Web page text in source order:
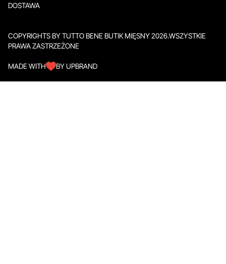
DOSTAWA
COPYRIGHTS BY TUTTO BENE BUTIK MIĘSNY 2026.WSZYSTKIE
PRAWA ZASTRZEŻONE
MADE WITH BY UPBRAND